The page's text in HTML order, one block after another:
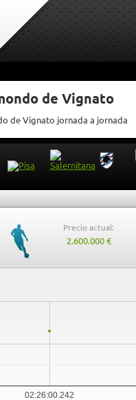
de Vignato
de Vignato jornada a jornada
Precio actual:
2.600.000 €
02:26:00.242